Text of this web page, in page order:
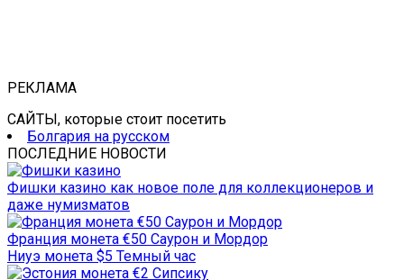
РЕКЛАМА
САЙТЫ, которые стоит посетить
Болгария на русском
ПОСЛЕДНИЕ НОВОСТИ
Фишки казино как новое поле для коллекционеров и
даже нумизматов
Франция монета €50 Саурон и Мордор
Ниуэ монета $5 Темный час